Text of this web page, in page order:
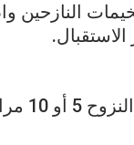
النازحين
وذكر